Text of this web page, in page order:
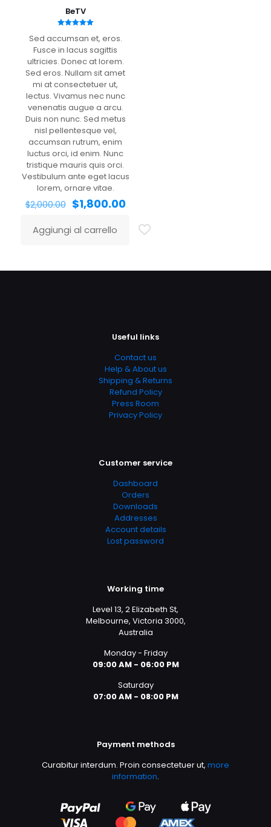
BeTV
5.00
Sed accumsan et, eros.
Fusce in lacus sagittis
ultricies. Donec at lorem.
Sed eros. Nullam sit amet
mi at consectetuer ut,
lectus. Vivamus nec nunc
venenatis augue a arcu.
Duis non nunc. Sed metus
nisl pellentesque vel,
accumsan rutrum, enim
luctus orci, id enim. Nunc
tristique mauris quis orci.
Vestibulum ante eget lacus
lorem, ornare vitae.
$2,000.00 $1,800.00
Aggiungi al carrello
Useful links
Contact us
Help & About us
Shipping & Returns
Refund Policy
Press Room
Privacy Policy
Customer service
Dashboard
Orders
Downloads
Addresses
Account details
Lost password
Working time
Level 13, 2 Elizabeth St,
Melbourne, Victoria 3000,
Australia
Monday - Friday
09:00 AM - 06:00 PM
Saturday
07:00 AM - 08:00 PM
Payment methods
Curabitur interdum. Proin consectetuer ut, more
information.